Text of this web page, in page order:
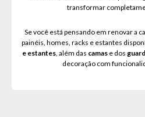
transformar
Se você está pensando em renovar a
painéis, homes, racks e estantes
e estantes, além das camase dos
decoração com